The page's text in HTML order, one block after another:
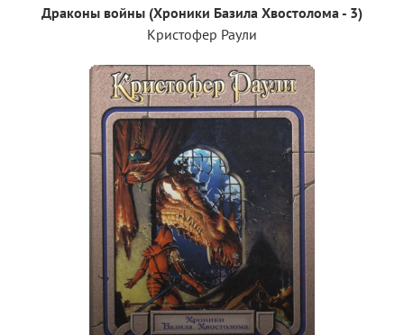
Драконы войны (Хроники Базила Хвостолома - 3)
Кристофер Раули